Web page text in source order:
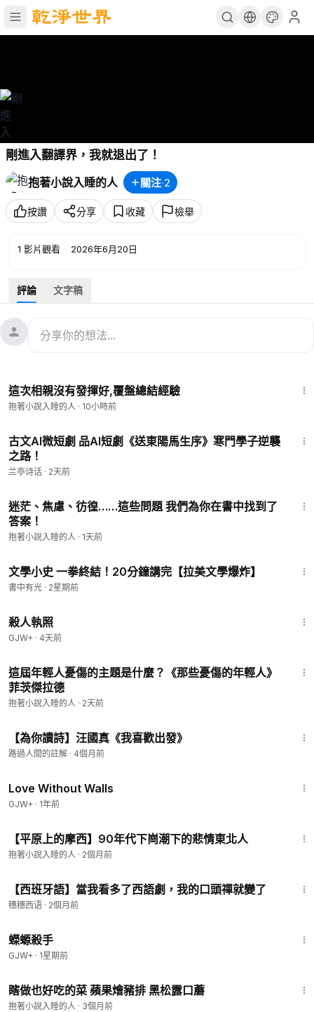
剛進入翻譯界，我就退出了！
抱著小說入睡的人
關注·2
按讚 分享 收藏 檢舉
1 影片觀看 · 2026年6月20日
評論 文字稿
這次相親沒有發揮好,覆盤總結經驗
抱著小說入睡的人 · 10小時前
古文AI微短劇 品AI短劇《送東陽馬生序》寒門學子逆襲
之路！
兰亭诗话 · 2天前
迷茫、焦慮、彷徨……這些問題 我們為你在書中找到了
答案！
抱著小說入睡的人 · 1天前
文學小史 一拳終結！20分鐘講完【拉美文學爆炸】
書中有光 · 2星期前
殺人執照
GJW+ · 4天前
這屆年輕人憂傷的主題是什麼？《那些憂傷的年輕人》
菲茨傑拉德
抱著小說入睡的人 · 2天前
【為你讀詩】汪國真《我喜歡出發》
路過人間的註解 · 4個月前
Love Without Walls
GJW+ · 1年前
【平原上的摩西】90年代下崗潮下的悲情東北人
抱著小說入睡的人 · 2個月前
【西班牙語】當我看多了西語劇，我的口頭禪就變了
穗穗西语 · 2個月前
蠑螈殺手
GJW+ · 1星期前
瞎做也好吃的菜 蘋果燴豬排 黑松露口蘑
抱著小說入睡的人 · 3個月前